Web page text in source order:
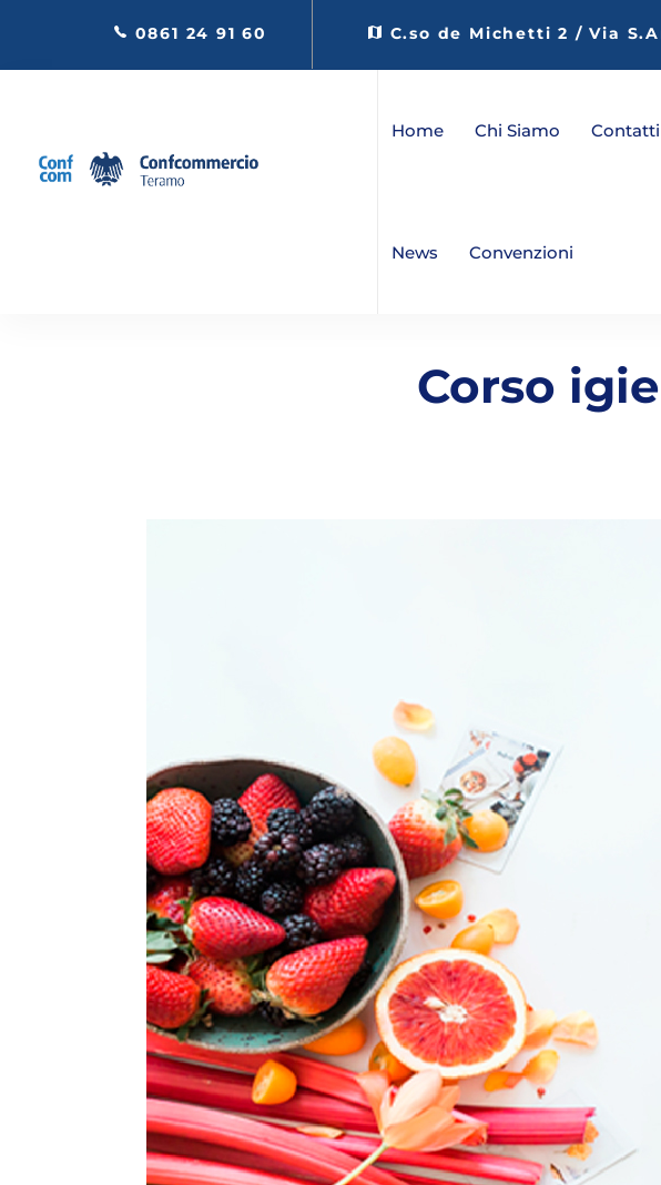
0861 24 91 60 C.so de Michetti 2 / Via
Home Chi Siamo Contatti
News Convenzioni
Corso